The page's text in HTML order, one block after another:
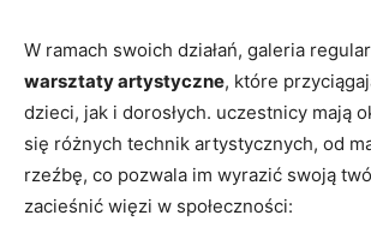
W ramach swoich działań, galeria
warsztaty ​artystyczne, które
dzieci, jak i dorosłych. uczestnicy mają
się różnych technik artystycznych, ‌od
rzeźbę, co pozwala im wyrazić swoją
zacieśnić więzi w społeczności: